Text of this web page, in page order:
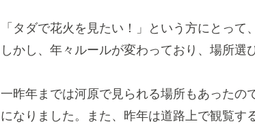
「タダで花火を見たい！」という方にとって
しかし、年々ルールが変わっており、場所選
一昨年までは河原で見られる場所もあったの
になりました。また、昨年は道路上で観覧す